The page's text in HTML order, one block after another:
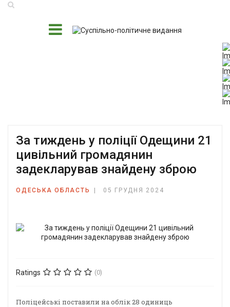
За тиждень у поліції Одещини 21
цивільний громадянин
задекларував знайдену зброю
ОДЕСЬКА ОБЛАСТЬ 05 ГРУДНЯ 2024
Ratings (0)
Поліцейські поставили на облік 28 одиниць